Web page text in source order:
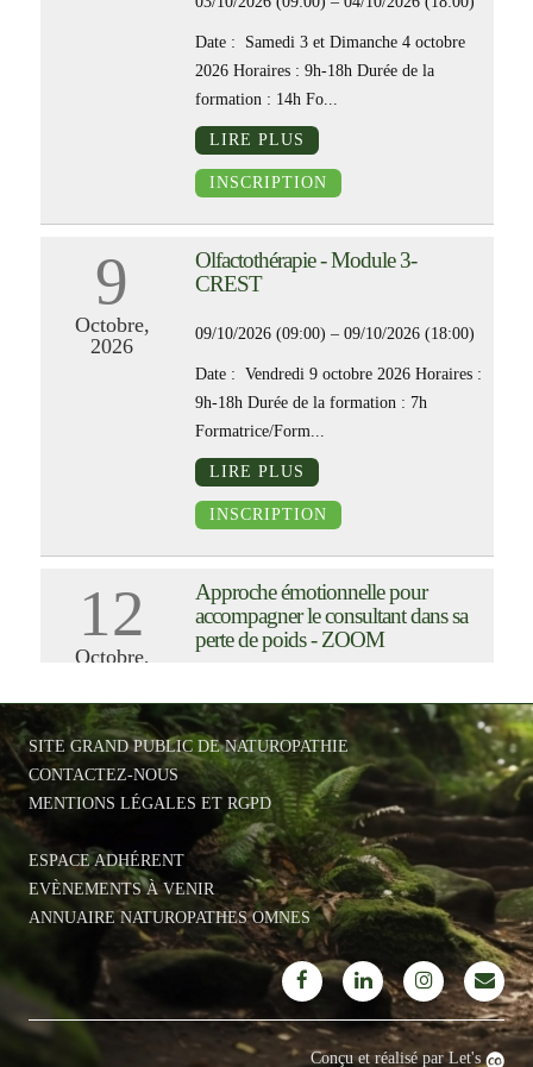
SITE GRAND PUBLIC DE NATUROPATHIE
CONTACTEZ-NOUS
MENTIONS LÉGALES ET RGPD
ESPACE ADHÉRENT
EVÈNEMENTS À VENIR
ANNUAIRE NATUROPATHES OMNES
Conçu et réalisé par Let's